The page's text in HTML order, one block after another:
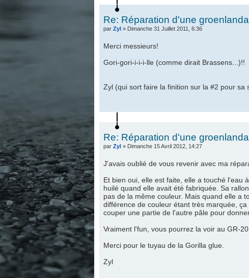
Re: Réparation d'une
par Zyl» Dimanche 31 Juillet 2011, 6:36
Merci messieurs!
Gori-gori-i-i-i-lle (comme dirait Brassens...)!!
Zyl (qui sort faire la finition sur la #2 pour sa
Re: Réparation d'une
par Zyl» Dimanche 15 Avril 2012, 14:27
J'avais oublié de vous revenir avec ma
Et bien oui, elle est faite, elle a touché l'eau
huilé quand elle avait été fabriquée. Sa
pas de la même couleur. Mais quand elle a
différence de couleur étant très marquée,
couper une partie de l'autre pâle pour
Vraiment l'fun, vous pourrez la voir au GR-
Merci pour le tuyau de la Gorilla glue.
Zyl